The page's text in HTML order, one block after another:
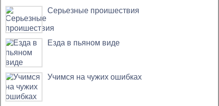
Серьезные проишествия
Езда в пьяном виде
Учимся на чужих ошибках